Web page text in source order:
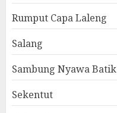
Rumput Capa Laleng
Salang
Sambung Nyawa Batik
Sekentut